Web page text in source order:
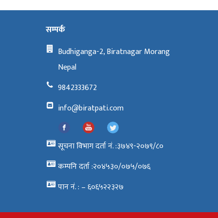
सम्पर्क
Budhiganga-2, Biratnagar Morang
Nepal
9842333672
info@biratpati.com
सूचना विभाग दर्ता नं. :३७४९-२०७९/८०
कम्पनि दर्ता :२०४५३०/०७५/०७६
पान नं. : – ६०६५२२३२७